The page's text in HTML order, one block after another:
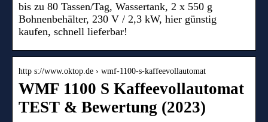
bis zu 80 Tassen/Tag, Wassertank, 2 x 550 g
Bohnenbehälter, 230 V / 2,3 kW, hier günstig
kaufen, schnell lieferbar!
http s://www.oktop.de › wmf-1100-s-kaffeevollautomat
WMF 1100 S Kaffeevollautomat
TEST & Bewertung (2023)